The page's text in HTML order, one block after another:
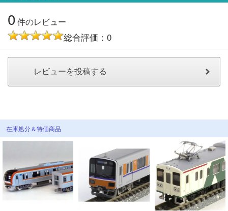
お問い合せ
ログイン/マイページ
新規会員登録
会員ランクについて
レビューについて
© 2026 Mid Japan, Inc.
0件のレビュー
総合評価：0
在庫処分＆特価商品